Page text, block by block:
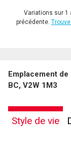
Variations sur 1
précédente.
Emplacement
BC, V2W 1M3
Style de vie